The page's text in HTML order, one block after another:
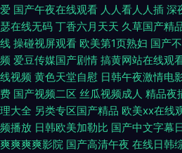
爱 国产午夜在线观看 人人看人人插 深
瑟在线无码 丁香六月天天 久草国产精
线 操碰视屏观看 欧美第1页熟妇 国产
频 爱豆传媒国产剧情 搞黄网站在线观
线视频 黄色天堂自慰 日韩午夜激情电
费 国产视频二区 丝瓜视频成人 精品夜
理大全 另类专区国产精品 欧美xx在线
频播放 日韩欧美加勒比 国产中文字幕
爽爽爽爽影院 国产高清午夜 在线日韩